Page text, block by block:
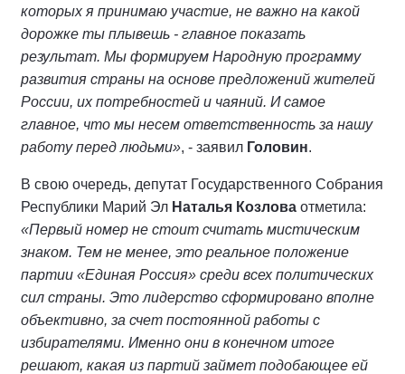
которых я принимаю участие, не важно на какой
дорожке ты плывешь - главное показать
результат. Мы формируем Народную программу
развития страны на основе предложений жителей
России, их потребностей и чаяний. И самое
главное, что мы несем ответственность за нашу
работу перед людьми», - заявил Головин.
В свою очередь, депутат Государственного Собрания
Республики Марий Эл Наталья Козлова отметила:
«Первый номер не стоит считать мистическим
знаком. Тем не менее, это реальное положение
партии «Единая Россия» среди всех политических
сил страны. Это лидерство сформировано вполне
объективно, за счет постоянной работы с
избирателями. Именно они в конечном итоге
решают, какая из партий займет подобающее ей